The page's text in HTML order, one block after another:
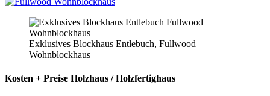
Exklusives Blockhaus Entlebuch, Fullwood
Wohnblockhaus
Kosten + Preise Holzhaus / Holzfertighaus